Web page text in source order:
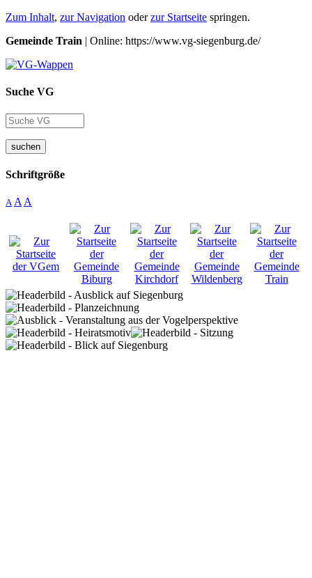
Zum Inhalt, zur Navigation oderzur Startseite springen.
Gemeinde Train | Online: https://www.vg-siegenburg.de/
Suche VG
suchen
Schriftgröße
A A A